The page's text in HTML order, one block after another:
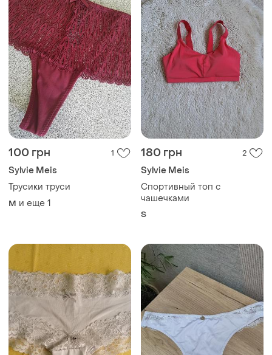
100 грн 1
Sylvie Meis
Трусики труси
M и еще 1
180 грн 2
Sylvie Meis
Спортивный топ с
чашечками
S